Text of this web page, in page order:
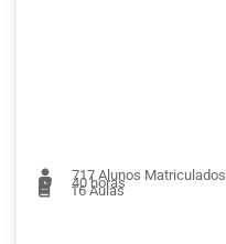
717 Alunos Matriculados
40 horas
16Aulas